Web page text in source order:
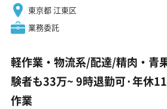
東京都 江東区
業務委託
軽作業・物流系/配達/精肉・青
験者も33万~ 9時退勤可·年休
作業